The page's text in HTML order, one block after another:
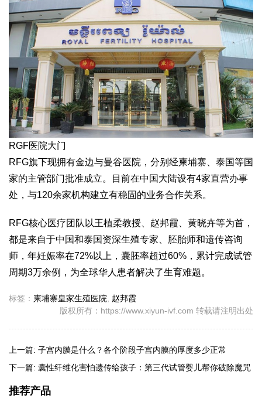
RGF医院大门
RFG旗下现拥有金边与曼谷医院，分别经柬埔寨、泰国等国
家的主管部门批准成立。目前在中国大陆设有4家直营办事
处，与120余家机构建立有稳固的业务合作关系。
RFG核心医疗团队以王植柔教授、赵邦霞、黄晓卉等为首，
都是来自于中国和泰国资深生殖专家、胚胎师和遗传咨询
师，年妊娠率在72%以上，囊胚率超过60%，累计完成试管
周期3万余例，为全球华人患者解决了生育难题。
标签： 柬埔寨皇家生殖医院
赵邦霞
版权所有：https://www.xiyun-ivf.com 转载请注明出处
上一篇: 子宫内膜是什么？各个阶段子宫内膜的厚度多少正常
下一篇: 囊性纤维化害怕遗传给孩子：第三代试管婴儿帮你破除魔咒
推荐产品